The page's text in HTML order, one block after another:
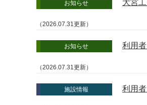
お知らせ 大宮
（2026.07.31更新）
お知らせ 利用
（2026.07.31更新）
施設情報 利用